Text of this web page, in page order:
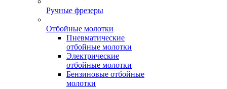
Ручные фрезеры
Отбойные молотки
Пневматические
отбойные молотки
Электрические
отбойные молотки
Бензиновые отбойные
молотки